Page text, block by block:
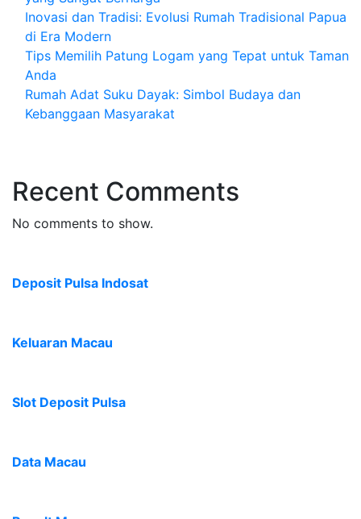
Inovasi dan Tradisi: Evolusi Rumah Tradisional Papua
di Era Modern
Tips Memilih Patung Logam yang Tepat untuk Taman
Anda
Rumah Adat Suku Dayak: Simbol Budaya dan
Kebanggaan Masyarakat
Recent Comments
No comments to show.
Deposit Pulsa Indosat
Keluaran Macau
Slot Deposit Pulsa
Data Macau